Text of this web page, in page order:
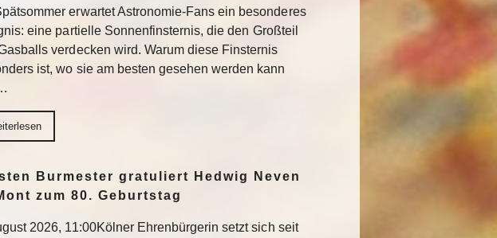
erwartet Astronomie-Fans ein besonderes
eine partielle Sonnenfinsternis, die den Großteil
verdecken wird. Warum diese Finsternis
ist, wo sie am besten gesehen werden kann
Burmester gratuliert Hedwig Neven
zum 80. Geburtstag
2026, 11:00Kölner Ehrenbürgerin setzt sich seit